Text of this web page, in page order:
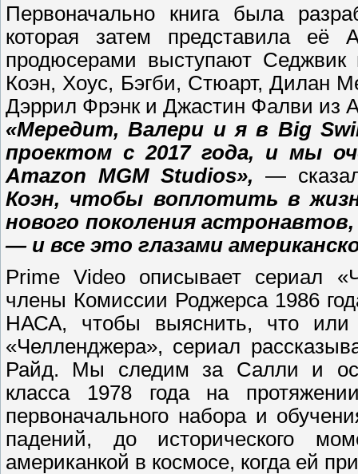
Первоначально книга была
которая затем представила её
продюсерами выступают
Коэн, Хоус, Бэгби, Стюарт, Дилан
Дэррил Фрэнк и Джастин Фалви из
«Мередит, Валери и я в Big
проектом с 2017 года, и мы
Amazon MGM Studios», —
Коэн, чтобы воплотить в
нового поколения
— и все это глазами
Prime Video описывает сериал
члены Комиссии Роджерса 1986
НАСА, чтобы выяснить, что или
«Челленджера», сериал
Райд. Мы следим за Салли и
класса 1978 года на
первоначального набора и
падений, до исторического
американкой в ​​космосе, когда ей